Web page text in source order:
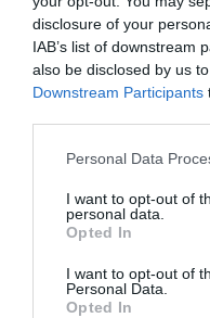
disclosure of your
IAB’s list of downstream
also be disclosed by us
Downstream Participants
Please note that this
not limited to your visit
grant or deny consent to
use your data for below
consent section.
Personal Data
I want to opt-out of
personal data.
Opted In
I want to opt-out of
Personal Data.
Opted In
08.08.2026 | 18:00
Σε πελάγη ευτυχίας
αντιδήμαρχος στην
για τρίτη φορά
08.08.2026 | 17:40
οικογενειακές
Εύβοια! Δείτε σε
08.08.2026 | 17:20
«Κόκκινος»
Εύβοια: Red Code
Εορτολόγιο: Ποιοι
γιορτάζουν σήμερα,
Σάββατο 8 Αυγούστου
Νέο τροχαίο με υλικές